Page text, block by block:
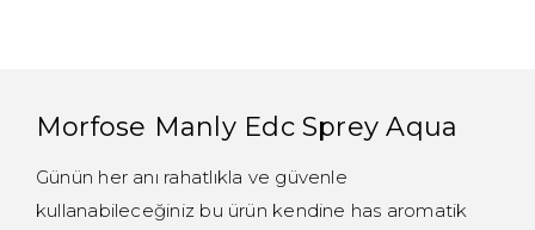
Morfose Manly Edc Sprey Aqua
Günün her anı rahatlıkla ve güvenle
kullanabileceğiniz bu ürün kendine has aromatik